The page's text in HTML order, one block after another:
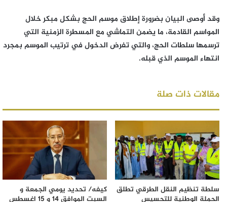
وقد أوصى البيان بضرورة إطلاق موسم الحج بشكل مبكر خلال
المواسم القادمة، ما يضمن التماشي مع المسطرة الزمنية التي
ترسمها سلطات الحج، والتي تفرض الدخول في ترتيب الموسم بمجرد
انتهاء الموسم الذي قبله.
مقالات ذات صلة
سلطة تنظيم النقل الطرقي تطلق
الحملة الوطنية للتحسيس
كيفه/ تحديد يومي الجمعة و
السبت الموافق 14 و 15 اغسطس